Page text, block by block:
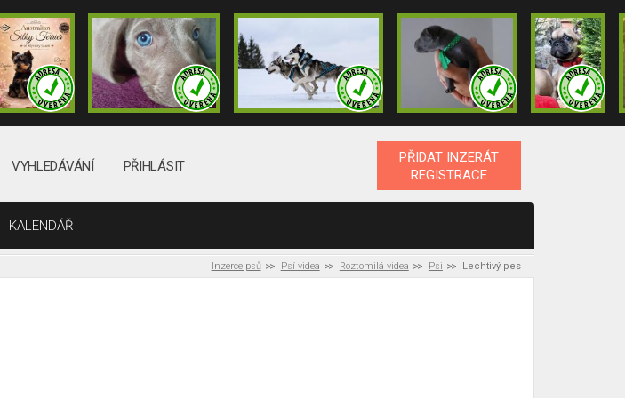
VYHLEDÁVÁNÍ PŘIHLÁSIT
PŘIDAT INZERÁT
REGISTRACE
KALENDÁŘ
Inzerce psů Psí videa Roztomilá videa Psi Lechtivý pes